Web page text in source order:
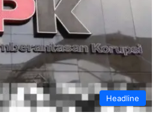
Headline